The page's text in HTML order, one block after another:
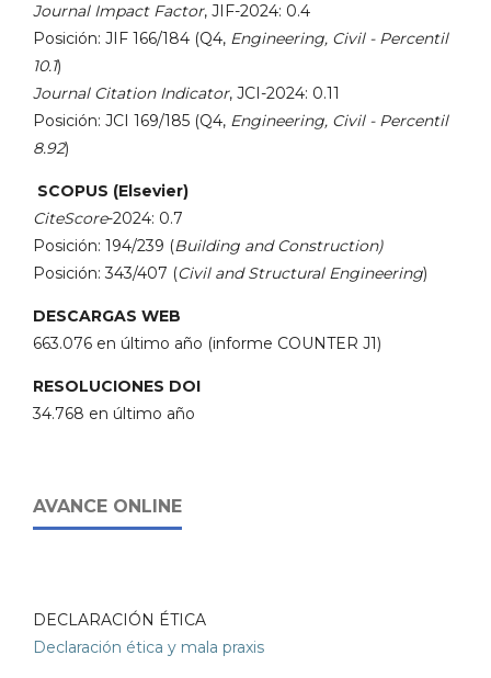
Journal Impact Factor, JIF-2024: 0.4
Posición: JIF 166/184 (Q4, Engineering, Civil - Percentil
10.1)
Journal Citation Indicator, JCI-2024: 0.11
Posición: JCI 169/185 (Q4, Engineering, Civil - Percentil
8.92)
SCOPUS (Elsevier)
CiteScore-2024: 0.7
Posición: 194/239 (Building and Construction)
Posición: 343/407 (Civil and Structural Engineering)
DESCARGAS WEB
663.076 en último año (informe COUNTER J1)
RESOLUCIONES DOI
34.768 en último año
AVANCE ONLINE
DECLARACIÓN ÉTICA
Declaración ética y mala praxis